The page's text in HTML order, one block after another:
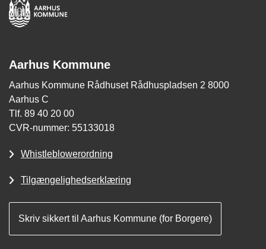
Aarhus Kommune
Aarhus Kommune Rådhuset Rådhuspladsen 2 8000
Aarhus C
Tlf. 89 40 20 00
CVR-nummer: 55133018
Whistleblowerordning
Tilgængelighedserklæring
Skriv sikkert til Aarhus Kommune (for Borgere)